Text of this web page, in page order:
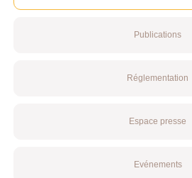
Publications
Réglementation
Espace presse
Evénements